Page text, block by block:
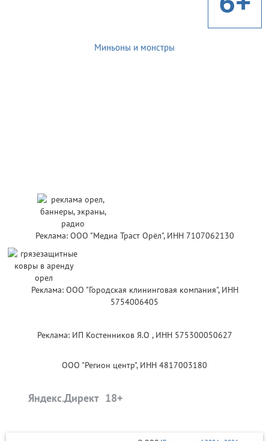
Миньоны и монстры
Реклама: ООО "Медиа Траст Орёл", ИНН 7107062130
Реклама: ООО "Городская клининговая компания", ИНН
5754006405
Реклама: ИП Костенников Я.О , ИНН 575300050627
ООО "Регион центр", ИНН 4817003180
Яндекс.Директ